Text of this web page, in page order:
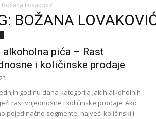
Božana Lovaković
BOŽANA
alkoholna pića – Rast
i količinske prodaje
godinu dana kategorija jakih alkoholnih
rast vrijednosne i količinske prodaje. Ako
pojedinačno segmente, najveći količinski i